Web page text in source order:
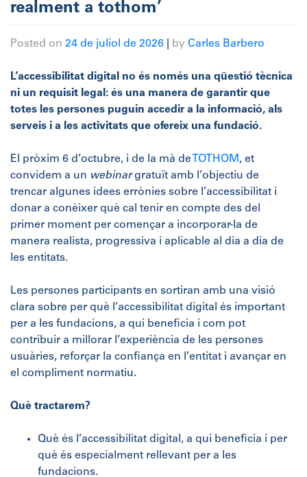
realment a tothom’
Posted on 24 de juliol de 2026 by Carles Barbero
L’accessibilitat digital no és només una qüestió tècnica
ni un requisit legal: és una manera de garantir que
totes les persones puguin accedir a la informació, als
serveis i a les activitats que ofereix una fundació.
El pròxim 6 d’octubre, i de la mà de TOTHOM , et
convidem a un webinargratuït amb l’objectiu de
trencar algunes idees errònies sobre l’accessibilitat i
donar a conèixer què cal tenir en compte des del
primer moment per començar a incorporar-la de
manera realista, progressiva i aplicable al dia a dia de
les entitats.
Les persones participants en sortiran amb una visió
clara sobre per què l’accessibilitat digital és important
per a les fundacions, a qui beneficia i com pot
contribuir a millorar l’experiència de les persones
usuàries, reforçar la confiança en l’entitat i avançar en
el compliment normatiu.
Què tractarem?
Què és l’accessibilitat digital, a qui beneficia i per
què és especialment rellevant per a les
fundacions.